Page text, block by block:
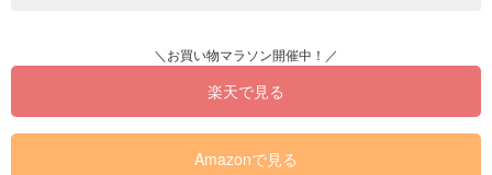
楽天で見る
Amazonで見る